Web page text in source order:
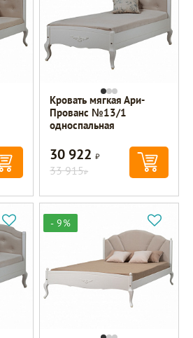
Кровать мягкая Ари-
Прованс №13/1
односпальная
30 922Р
33 915Р
- 9%